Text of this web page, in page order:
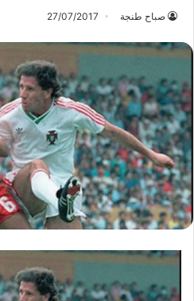
صباح طنجة 27/07/2017